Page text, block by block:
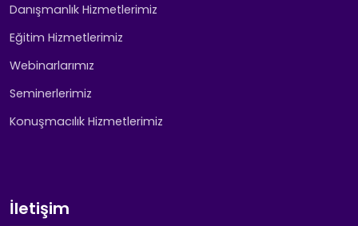
Danışmanlık Hizmetlerimiz
Eğitim Hizmetlerimiz
Webinarlarımız
Seminerlerimiz
Konuşmacılık Hizmetlerimiz
İletişim